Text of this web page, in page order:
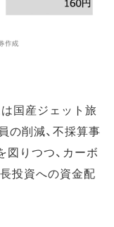
国産ジェット旅
の削減、不採算事
図りつつ、カーボ
投資への資金配